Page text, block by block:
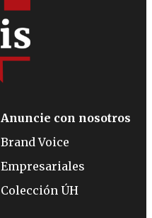
Anuncie con nosotros
Brand Voice
Empresariales
Colección ÚH